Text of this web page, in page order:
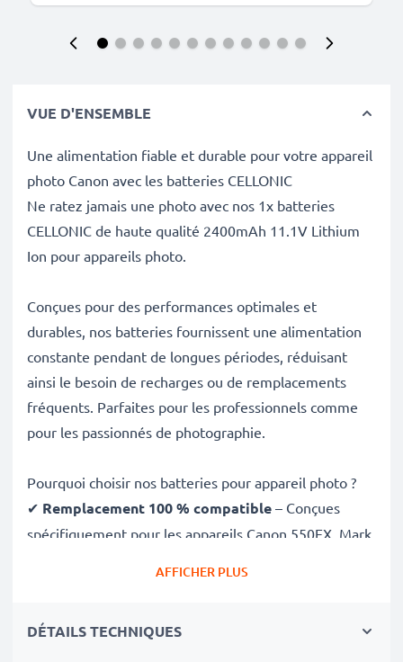
VUE D'ENSEMBLE
Une alimentation fiable et durable pour votre appareil
photo Canon avec les batteries CELLONIC
Ne ratez jamais une photo avec nos 1x batteries
CELLONIC de haute qualité 2400mAh 11.1V Lithium
Ion pour appareils photo.
Conçues pour des performances optimales et
durables, nos batteries fournissent une alimentation
constante pendant de longues périodes, réduisant
ainsi le besoin de recharges ou de remplacements
fréquents. Parfaites pour les professionnels comme
pour les passionnés de photographie.
Pourquoi choisir nos batteries pour appareil photo ?
✔ Remplacement 100 % compatible – Conçues
spécifiquement pour les appareils Canon 550EX, Mark
2400mAh 11.1V pour de longues séances photo avec
AFFICHER PLUS
DÉTAILS TECHNIQUES